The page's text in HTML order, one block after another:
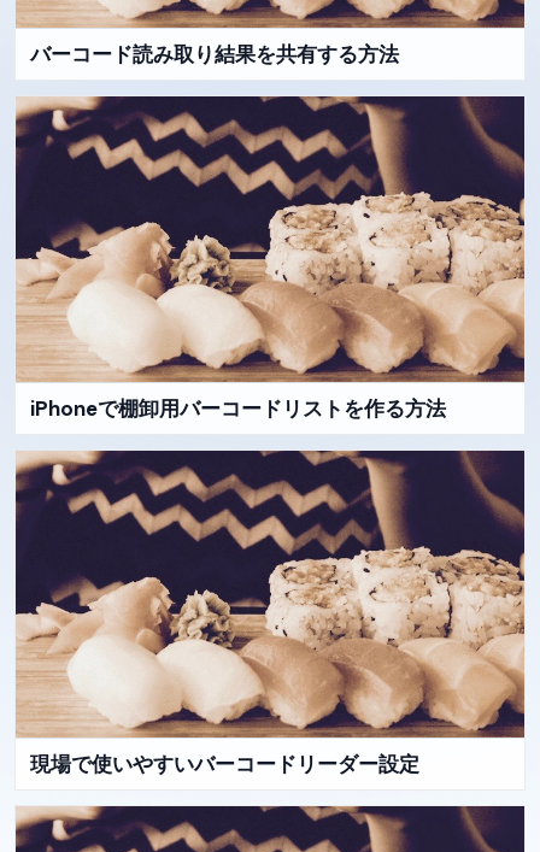
バーコード読み取り結果を共有する方法
iPhoneで棚卸用バーコードリストを作る方法
現場で使いやすいバーコードリーダー設定